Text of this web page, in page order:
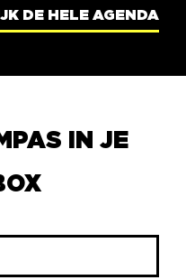
DE HELE AGENDA
IN JE